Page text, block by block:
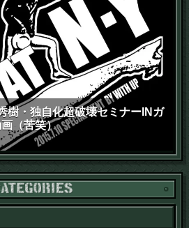
樹・独自化超破壊セミナーINガ
（苦笑）